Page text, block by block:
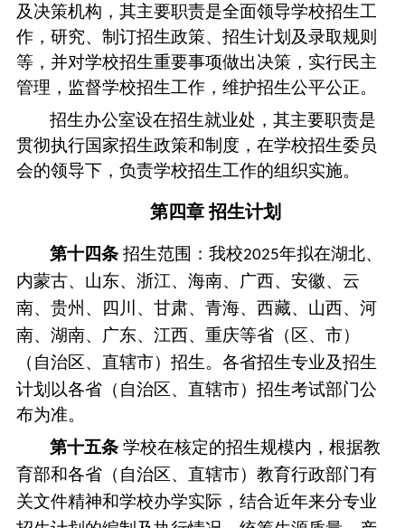
及决策机构，其主要职责是全面领导学校招生工
作，研究、制订招生政策、招生计划及录取规则
等，并对学校招生重要事项做出决策，实行民主
管理， 监督学校招生工作，维护招生公平公正。
招生办公室设在招生就业处 ，其主要职责是
贯彻执行国家招生政策和制度，在学校招生委员
会的领导下，负责学校招生工作的组织实施。
第四章 招生计划
第十四条 招生范围： 我校2025年拟在湖北、
内蒙古、山东、浙江、海南、广西、安徽、云
南、贵州、四川、甘肃、青海、西藏、山西、河
南、湖南、广东、江西、重庆等省（区、市）
（ 自治区、直辖市） 招生。各省招生专业及招生
计划以各省（ 自治区、直辖市）招生考试部门公
布为准。
第十五条 学校在核定的招生规模内，根据教
育部和各省（自治区、直辖市）教育行政部门有
关文件精神和学校办学实际，结合近年来分专业